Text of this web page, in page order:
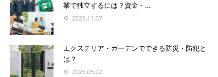
業で独立するには？資金・...
2025.11.07
エクステリア・ガーデンでできる防災・防犯と
は？
2025.05.02